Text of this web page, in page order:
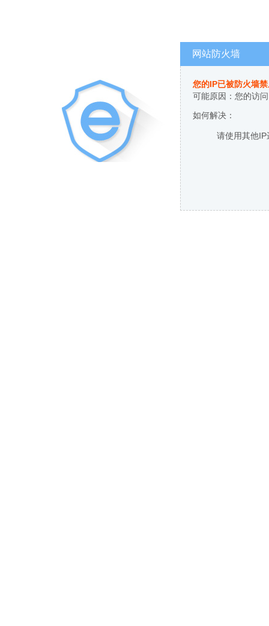
网站防火墙
您的IP已被防火墙
可能原因：您的访
如何解决：
请使用其他